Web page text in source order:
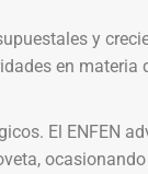
y
en materia
El ENFEN